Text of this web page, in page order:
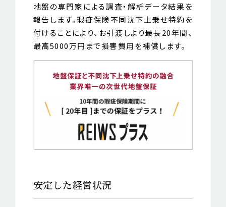
地盤の専門家による調査・解析データ結果を
報告します。瑕疵保険不同沈下上乗せ特約を
付けることにより、お引渡しより最長20年間、
最高5000万円まで損害費用を補償します。
安定した経営状況